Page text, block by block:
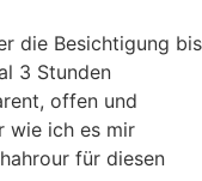
die Besichtigung bis
3 Stunden
offen und
wie ich es mir
für diesen